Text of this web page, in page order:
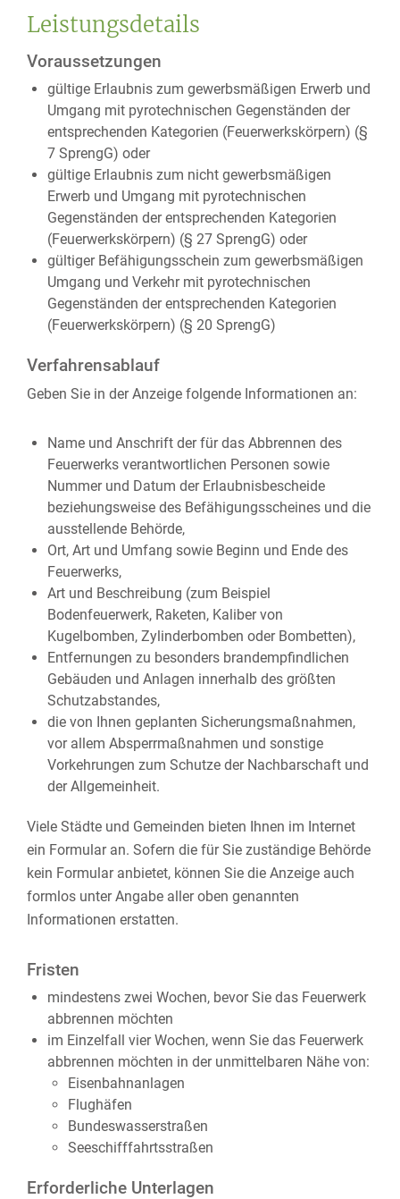
Leistungsdetails
Voraussetzungen
gültige Erlaubnis zum gewerbsmäßigen Erwerb und
Umgang mit pyrotechnischen Gegenständen der
entsprechenden Kategorien (Feuerwerkskörpern) (§
7 SprengG) oder
gültige Erlaubnis zum nicht gewerbsmäßigen
Erwerb und Umgang mit pyrotechnischen
Gegenständen der entsprechenden Kategorien
(Feuerwerkskörpern) (§ 27 SprengG) oder
gültiger Befähigungsschein zum gewerbsmäßigen
Umgang und Verkehr mit pyrotechnischen
Gegenständen der entsprechenden Kategorien
(Feuerwerkskörpern) (§ 20 SprengG)
Verfahrensablauf
Geben Sie in der Anzeige folgende Informationen an:
Name und Anschrift der für das Abbrennen des
Feuerwerks verantwortlichen Personen sowie
Nummer und Datum der Erlaubnisbescheide
beziehungsweise des Befähigungsscheines und die
ausstellende Behörde,
Ort, Art und Umfang sowie Beginn und Ende des
Feuerwerks,
Art und Beschreibung (zum Beispiel
Bodenfeuerwerk, Raketen, Kaliber von
Kugelbomben, Zylinderbomben oder Bombetten),
Entfernungen zu besonders brandempfindlichen
Gebäuden und Anlagen innerhalb des größten
Schutzabstandes,
die von Ihnen geplanten Sicherungsmaßnahmen,
vor allem Absperrmaßnahmen und sonstige
Vorkehrungen zum Schutze der Nachbarschaft und
der Allgemeinheit.
Viele Städte und Gemeinden bieten Ihnen im Internet
ein Formular an. Sofern die für Sie zuständige Behörde
kein Formular anbietet, können Sie die Anzeige auch
formlos unter Angabe aller oben genannten
Informationen erstatten.
Fristen
mindestens zwei Wochen, bevor Sie das Feuerwerk
abbrennen möchten
im Einzelfall vier Wochen, wenn Sie das Feuerwerk
abbrennen möchten in der unmittelbaren Nähe von:
Eisenbahnanlagen
Flughäfen
Bundeswasserstraßen
Seeschifffahrtsstraßen
Erforderliche Unterlagen